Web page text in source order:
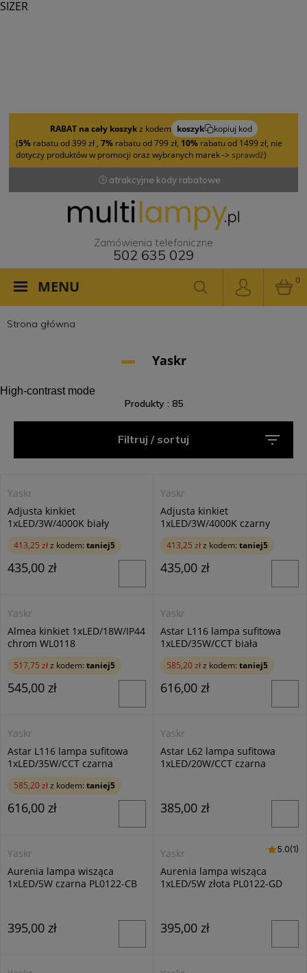
RABAT na cały koszykz kodem koszyk
kopiuj kod
(5% rabatu od 399 zł , 7% rabatu od 799 zł, 10% rabatu od 1499 zł, nie
dotyczy produktów w promocji oraz wybranych marek -> sprawdź)
atrakcyjne kody rabatowe
Zamówienia telefoniczne
502 635 029
MENU 0
Strona główna
Yaskr
High-contrast mode
Produkty : 85
Filtruj / sortuj
Yaskr
Adjusta kinkiet
1xLED/3W/4000K biały
413,25 złz kodem: taniej5
435,00 zł
Yaskr
Adjusta kinkiet
1xLED/3W/4000K czarny
413,25 złz kodem: taniej5
435,00 zł
Yaskr
Almea kinkiet 1xLED/18W/IP44
chrom WL0118
517,75 złz kodem: taniej5
545,00 zł
Yaskr
Astar L116 lampa sufitowa
1xLED/35W/CCT biała
585,20 złz kodem: taniej5
616,00 zł
Yaskr
Astar L116 lampa sufitowa
1xLED/35W/CCT czarna
585,20 złz kodem: taniej5
616,00 zł
Yaskr
Astar L62 lampa sufitowa
1xLED/20W/CCT czarna
385,00 zł
Yaskr
Aurenia lampa wisząca
1xLED/5W czarna PL0122-CB
395,00 zł
Yaskr
Aurenia lampa wisząca
1xLED/5W złota PL0122-GD
5.0 (1)
5.0(1)
395,00 zł
SIZER